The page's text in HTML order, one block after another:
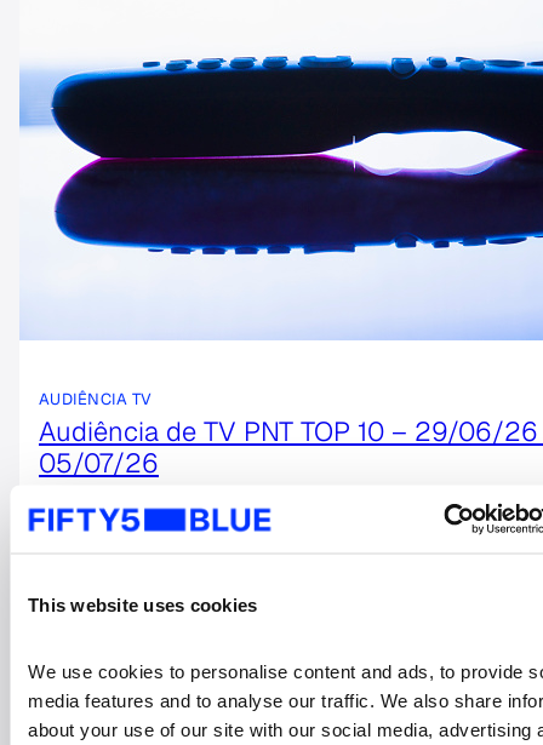
This website uses cookies
We use cookies to personalise content and ads, to provide
media features and to analyse our traffic. We also share
about your use of our site with our social media, advertising
AUDIÊNCIA TV
Audiência de TV PNT TOP 10 – 29/06/
05/07/26